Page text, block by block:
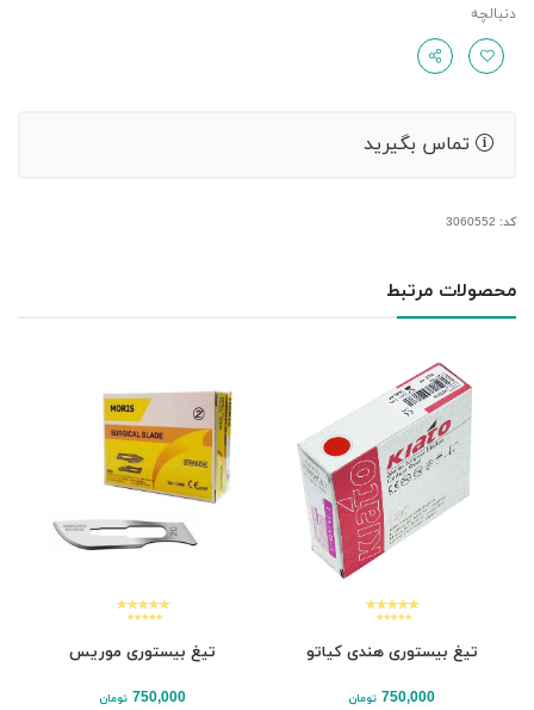
دنبالچه
تماس بگیرید
کد: 3060552
محصولات مرتبط
تیغ بیستوری هندی کیاتو
750,000 تومان
تیغ بیستوری موریس
750,000 تومان